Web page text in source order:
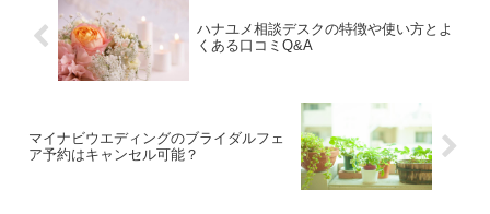
ハナユメ相談デスクの特徴や使い方とよ
くある口コミQ&A
マイナビウエディングのブライダルフェ
ア予約はキャンセル可能？